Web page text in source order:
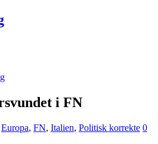
i FN
Europa, FN, Italien, Politisk korrekte 0